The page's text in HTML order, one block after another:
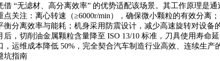
借 “无滤材、高分离效率” 的优势适配该场景。其工作原理是
关注：离心转速（≥6000r/min），确保微小颗粒的有效分
分离效率与能耗；机身采用防震设计，减少高速旋转对设备
后，切削油金属颗粒含量降至 ISO 13/10 标准，刀具使用寿
运维成本降低 50%，完全契合汽车制造行业高效、连续生产
坑指南